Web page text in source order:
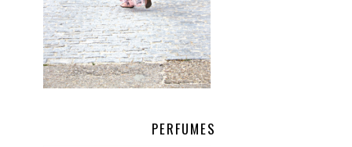
PERFUMES